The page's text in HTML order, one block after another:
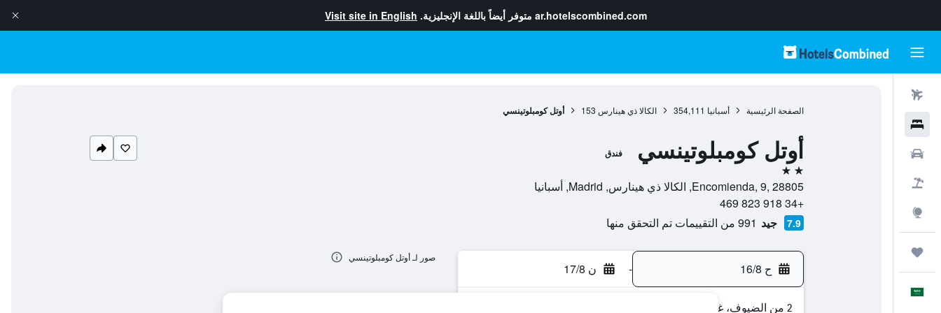
ar.hotelscombined.com متوفر أيضاً باللغة الإنجليزية. Visit site in English
الصفحة الرئيسية أسبانيا 354,111 الكالا ذي هينارس 153 أوتل كومبلوتينسي
أوتل كومبلوتينسي فندق
2 نجمتين
Encomienda, 9, 28805, الكالا ذي هينارس, Madrid, أسبانيا
+34 918 823 469
7.9 جيد 991 من التقييمات تم التحقق منها
ح 16/8 - ن 17/8
2 من الضيوف، غرفة واحدة
صور لـ أوتل كومبلوتينسي